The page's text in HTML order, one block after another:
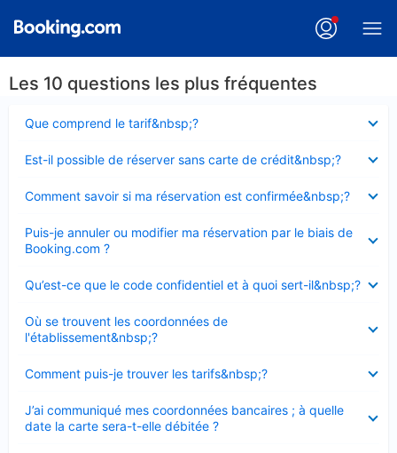
Les 10 questions les plus fréquentes
Que comprend le tarif&nbsp;?
fermé
Est-il possible de réserver sans carte de crédit&nbsp;?
fermé
Comment savoir si ma réservation est confirmée&nbsp;?
fermé
Puis-je annuler ou modifier ma réservation par le biais de
Booking.com ?
fermé
Qu’est-ce que le code confidentiel et à quoi sert-il&nbsp;?
fermé
Où se trouvent les coordonnées de
l'établissement&nbsp;?
fermé
Comment puis-je trouver les tarifs&nbsp;?
fermé
J’ai communiqué mes coordonnées bancaires ; à quelle
date la carte sera-t-elle débitée ?
fermé